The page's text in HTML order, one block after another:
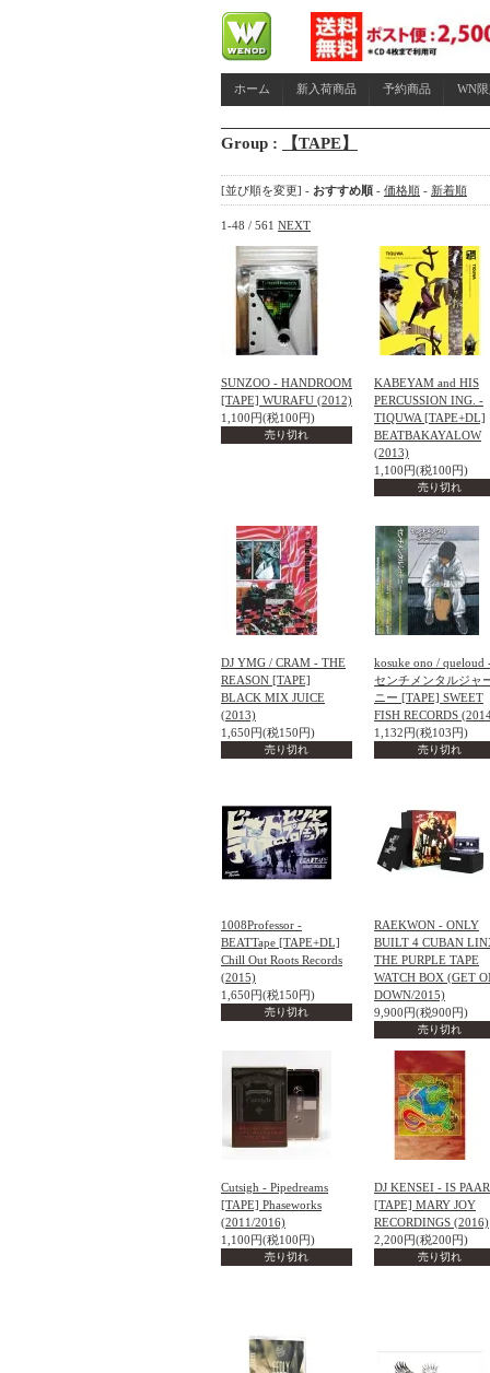
ホーム 新入荷商品 予約商品 WN
Group : 【TAPE】
[並び順を変更] - おすすめ順 - 価格順 - 新着順
1-48 / 561 NEXT
SUNZOO - HANDROOM
[TAPE] WURAFU (2012)
1,100円(税100円)
売り切れ
KABEYAM and HIS
PERCUSSION ING. -
TIQUWA [TAPE+DL]
BEATBAKAYALOW
(2013)
1,100円(税100円)
売り切れ
DJ YMG / CRAM - THE
REASON [TAPE]
BLACK MIX JUICE
(2013)
1,650円(税150円)
売り切れ
kosuke ono / queloud
センチメンタルジャ
ニー [TAPE] SWEET
FISH RECORDS
1,132円(税103円)
売り切れ
1008Professor -
BEATTape [TAPE+DL]
Chill Out Roots Records
(2015)
1,650円(税150円)
売り切れ
RAEKWON - ONLY
BUILT 4 CUBAN
THE PURPLE TAPE
WATCH BOX (GET
DOWN/2015)
9,900円(税900円)
売り切れ
Cutsigh - Pipedreams
[TAPE] Phaseworks
(2011/2016)
1,100円(税100円)
売り切れ
DJ KENSEI - IS PAAR
[TAPE] MARY JOY
RECORDINGS (2016)
2,200円(税200円)
売り切れ